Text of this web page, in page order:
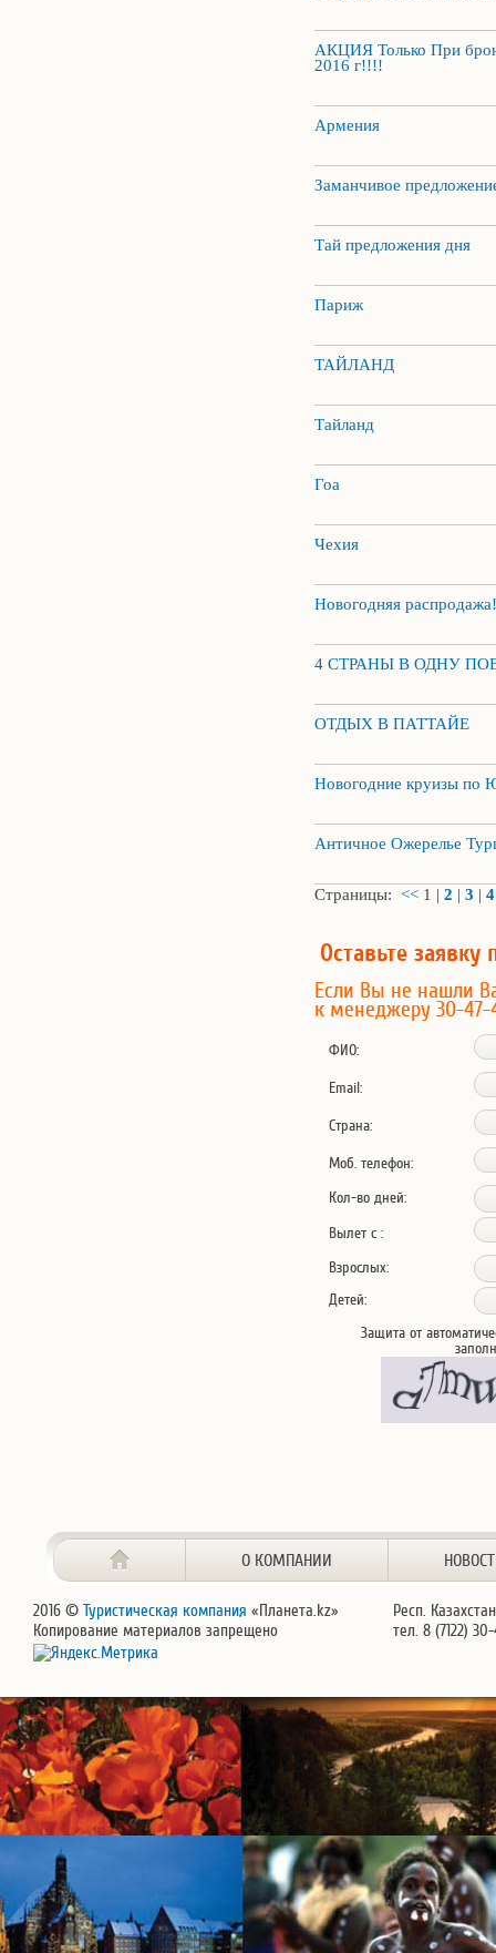
АКЦИЯ Только При
2016 г!!!!
Армения
Заманчивое
Тай предложения дня
Париж
ТАЙЛАНД
Тайланд
Гоа
Чехия
Новогодняя
4 СТРАНЫ В ОДНУ
ОТДЫХ В ПАТТАЙЕ
Новогодние круизы по
Античное Ожерелье
Страницы: << 1 | 2 | 3 | 4
Оставьте заявку
Если Вы не нашли
к менеджеру 30-47-
ФИО:
Email:
Страна:
Моб. телефон:
Кол-во дней:
Вылет с :
Взрослых:
Детей:
Защита от
О КОМПАНИИ
2016 © Туристическая компания «Планета.kz»
Копирование материалов запрещено
Респ.
тел. 8 (7122)